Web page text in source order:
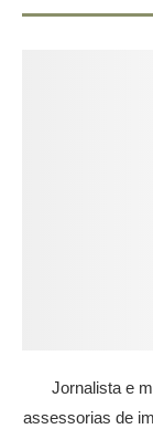
Jornalista e
assessorias de